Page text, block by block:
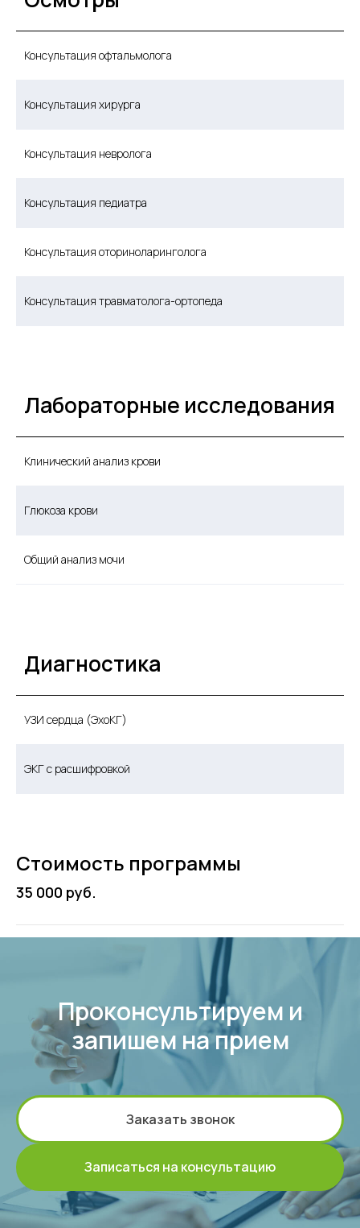
Консультация офтальмолога
Консультация хирурга
Консультация невролога
Консультация педиатра
Консультация оториноларинголога
Консультация травматолога-ортопеда
Лабораторные исследования
Клинический анализ крови
Глюкоза крови
Общий анализ мочи
Диагностика
УЗИ сердца (ЭхоКГ)
ЭКГ с расшифровкой
Стоимость программы
35 000 руб.
Проконсультируем и
запишем на прием
Заказать звонок
Записаться на консультацию